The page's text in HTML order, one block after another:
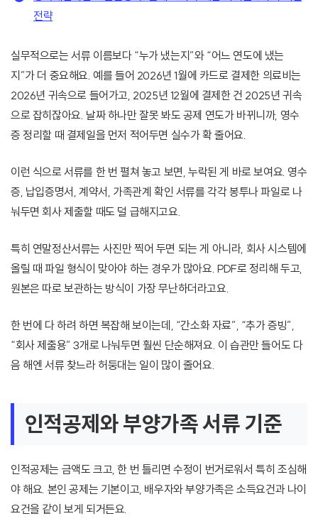
전략
실무적으로는 서류 이름보다 “누가 냈는지”와 “어느 연도에 냈는
지”가 더 중요해요. 예를 들어 2026년 1월에 카드로 결제한 의료비는
2026년 귀속으로 들어가고, 2025년 12월에 결제한 건 2025년 귀속
으로 잡히잖아요. 날짜 하나만 잘못 봐도 공제 연도가 바뀌니까, 영수
증 정리할 때 결제일을 먼저 적어두면 실수가 확 줄어요.
이런 식으로 서류를 한 번 펼쳐 놓고 보면, 누락된 게 바로 보여요. 영수
증, 납입증명서, 계약서, 가족관계 확인 서류를 각각 봉투나 파일로 나
눠두면 회사 제출할 때도 덜 급해지고요.
특히 연말정산서류는 사진만 찍어 두면 되는 게 아니라, 회사 시스템에
올릴 때 파일 형식이 맞아야 하는 경우가 많아요. PDF로 정리해 두고,
원본은 따로 보관하는 방식이 가장 무난하더라고요.
한 번에 다 하려 하면 복잡해 보이는데, “간소화 자료”, “추가 증빙”,
“회사 제출용” 3개로 나눠두면 훨씬 단순해져요. 이 습관만 들어도 다
음 해엔 서류 찾느라 허둥대는 일이 많이 줄어요.
인적공제와 부양가족 서류 기준
인적공제는 금액도 크고, 한 번 틀리면 수정이 번거로워서 특히 조심해
야 해요. 본인 공제는 기본이고, 배우자와 부양가족은 소득요건과 나이
요건을 같이 보게 되거든요.